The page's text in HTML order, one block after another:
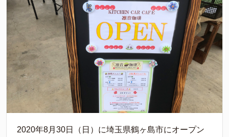
2020年8月30日（日）に埼玉県鶴ヶ島市にオープン